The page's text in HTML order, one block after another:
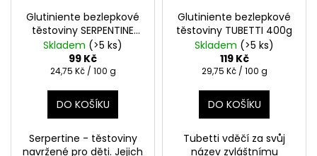
Glutiniente bezlepkové
těstoviny SERPENTINE
400g
Skladem (>5 ks)
99 Kč
Měrná
24,75 Kč / 100 g
DO KOŠÍKU
Serpertine - těstoviny
navržené pro děti. Jejich
Glutiniente bezlepkové
těstoviny TUBETTI 400g
Skladem (>5 ks)
119 Kč
Měrná
29,75 Kč / 100 g
DO KOŠÍKU
Tubetti vděčí za svůj
název zvláštnímu